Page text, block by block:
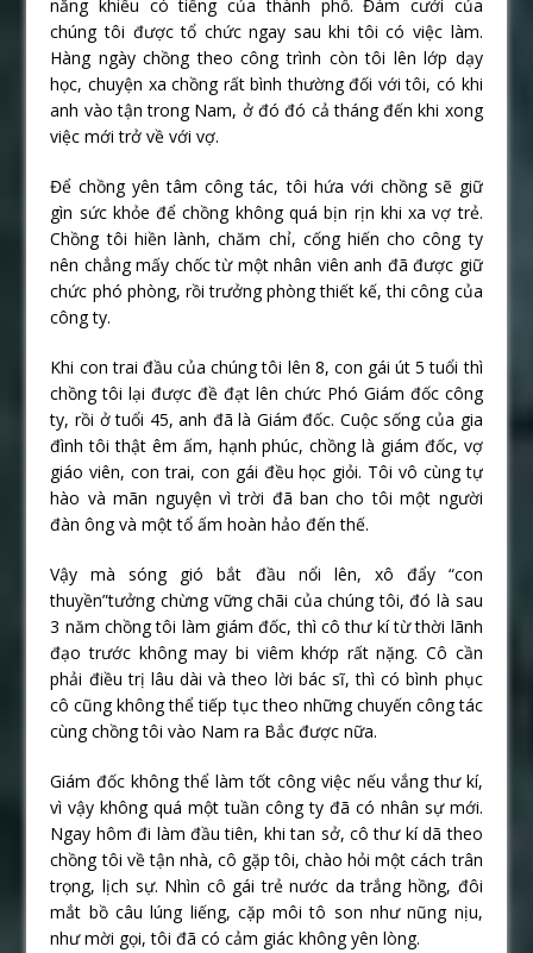
năng khiếu có tiếng của thành phố. Đám cưới của
chúng tôi được tổ chức ngay sau khi tôi có việc làm.
Hàng ngày chồng theo công trình còn tôi lên lớp dạy
học, chuyện xa chồng rất bình thường đối với tôi, có khi
anh vào tận trong Nam, ở đó đó cả tháng đến khi xong
việc mới trở về với vợ.
Để chồng yên tâm công tác, tôi hứa với chồng sẽ giữ
gìn sức khỏe để chồng không quá bịn rịn khi xa vợ trẻ.
Chồng tôi hiền lành, chăm chỉ, cống hiến cho công ty
nên chẳng mấy chốc từ một nhân viên anh đã được giữ
chức phó phòng, rồi trưởng phòng thiết kế, thi công của
công ty.
Khi con trai đầu của chúng tôi lên 8, con gái út 5 tuổi thì
chồng tôi lại được đề đạt lên chức Phó Giám đốc công
ty, rồi ở tuổi 45, anh đã là Giám đốc. Cuộc sống của gia
đình tôi thật êm ấm, hạnh phúc, chồng là giám đốc, vợ
giáo viên, con trai, con gái đều học giỏi. Tôi vô cùng tự
hào và mãn nguyện vì trời đã ban cho tôi một người
đàn ông và một tổ ấm hoàn hảo đến thế.
Vậy mà sóng gió bắt đầu nổi lên, xô đẩy “con
thuyền”tưởng chừng vững chãi của chúng tôi, đó là sau
3 năm chồng tôi làm giám đốc, thì cô thư kí từ thời lãnh
đạo trước không may bi viêm khớp rất nặng. Cô cần
phải điều trị lâu dài và theo lời bác sĩ, thì có bình phục
cô cũng không thể tiếp tục theo những chuyến công tác
cùng chồng tôi vào Nam ra Bắc được nữa.
Giám đốc không thể làm tốt công việc nếu vắng thư kí,
vì vậy không quá một tuần công ty đã có nhân sự mới.
Ngay hôm đi làm đầu tiên, khi tan sở, cô thư kí dã theo
chồng tôi về tận nhà, cô gặp tôi, chào hỏi một cách trân
trọng, lịch sự. Nhìn cô gái trẻ nước da trắng hồng, đôi
mắt bồ câu lúng liếng, cặp môi tô son như nũng nịu,
như mời gọi, tôi đã có cảm giác không yên lòng.